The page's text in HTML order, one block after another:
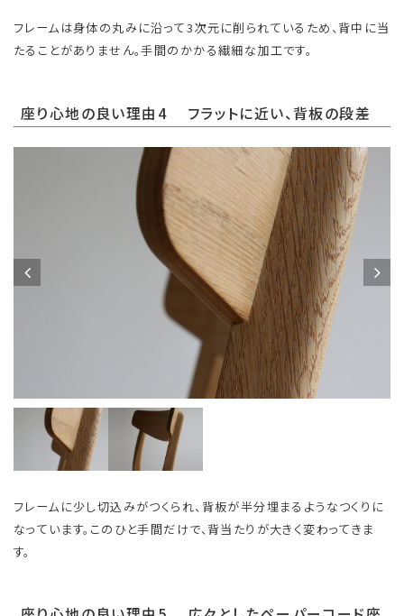
フレームは身体の丸みに沿って3次元に削られているため、背中に当
たることがありません。手間のかかる繊細な加工です。
座り心地の良い理由4 フラットに近い、背板の段差
フレームに少し切込みがつくられ、背板が半分埋まるようなつくりに
なっています。このひと手間だけで、背当たりが大きく変わってきま
す。